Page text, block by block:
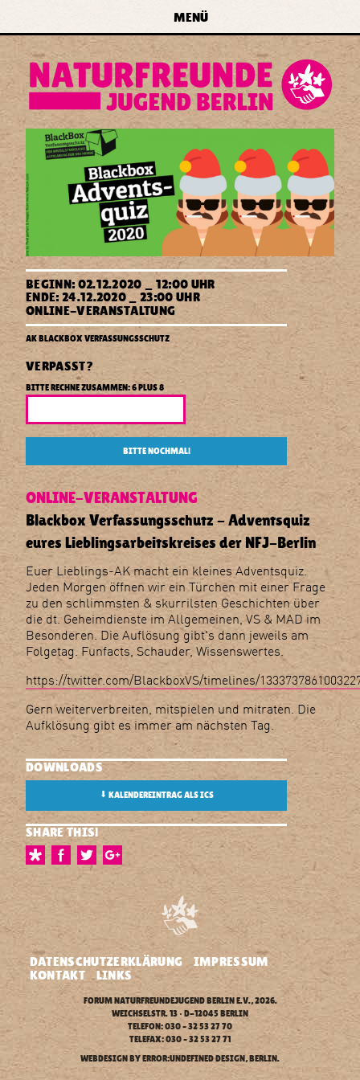
zum Inhalt springen
forum
naturfreundejugend
berlin
MENÜ
Blackbox
Verfassungsschutz
-
Adventsquiz
eures
Lieblingsarbeitskreises
der
NFJ-
BEGINN: 02.12.2020 _ 12:00 UHR
ENDE: 24.12.2020 _ 23:00 UHR
ONLINE-VERANSTALTUNG
Naturfreundejugend
Berlin
AK BLACKBOX VERFASSUNGSSCHUTZ
VERPASST?
BITTE RECHNE ZUSAMMEN: 6 PLUS 8
BITTE NOCHMAL!
ONLINE-VERANSTALTUNG
Blackbox Verfassungsschutz - Adventsquiz
eures Lieblingsarbeitskreises der NFJ-Berlin
Euer Lieblings-AK macht ein kleines Adventsquiz.
Jeden Morgen öffnen wir ein Türchen mit einer Frage
zu den schlimmsten & skurrilsten Geschichten über
die dt. Geheimdienste im Allgemeinen, VS & MAD im
Besonderen. Die Auflösung gibt's dann jeweils am
Folgetag. Funfacts, Schauder, Wissenswertes.
https://twitter.com/BlackboxVS/timelines/
Gern weiterverbreiten, mitspielen und mitraten. Die
Aufklösung gibt es immer am nächsten Tag.
DOWNLOADS
⬇ KALENDEREINTRAG ALS ICS
SHARE THIS!
DATENSCHUTZERKLÄRUNG
IMPRESSUM
KONTAKT
LINKS
FORUM NATURFREUNDEJUGEND BERLIN E.V., 2026.
WEICHSELSTR. 13 • D-12045 BERLIN
TELEFON: 030 – 32 53 27 70
TELEFAX: 030 – 32 53 27 71
WEBDESIGN BYERROR:UNDEFINED DESIGN, BERLIN.